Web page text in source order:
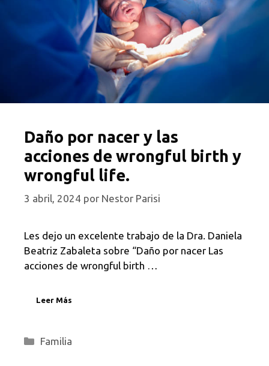
Daño por nacer y las
acciones de wrongful birth y
wrongful life.
3 abril, 2024 por Nestor Parisi
Les dejo un excelente trabajo de la Dra. Daniela
Beatriz Zabaleta sobre “Daño por nacer Las
acciones de wrongful birth …
Leer Más
Categorías
Familia